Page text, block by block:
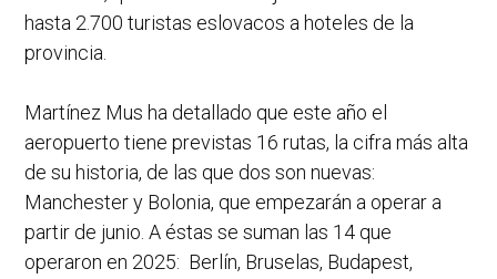
hasta 2.700 turistas eslovacos a hoteles de la
provincia.
Martínez Mus ha detallado que este año el
aeropuerto tiene previstas 16 rutas, la cifra más alta
de su historia, de las que dos son nuevas:
Manchester y Bolonia, que empezarán a operar a
partir de junio. A éstas se suman las 14 que
operaron en 2025: Berlín, Bruselas, Budapest,